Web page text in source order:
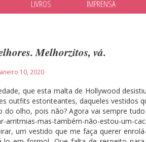
LIVROS IMPRENSA
Melhorzitos, vá.
10, 2020
que esta malta de Hollywood
outfits estonteantes, daqueles vestidos
olho, pois não? Agora vai sempre
mas-também-não-estou-um-
um vestido que me faça querer